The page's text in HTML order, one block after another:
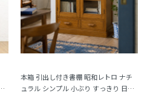
本箱 引出し付き書棚 昭和レトロ ナチ
ュラル シンプル 小ぶり すっきり 日本